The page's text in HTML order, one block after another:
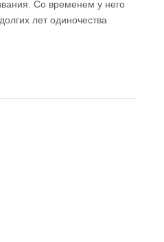
Со временем у него
лет одиночества